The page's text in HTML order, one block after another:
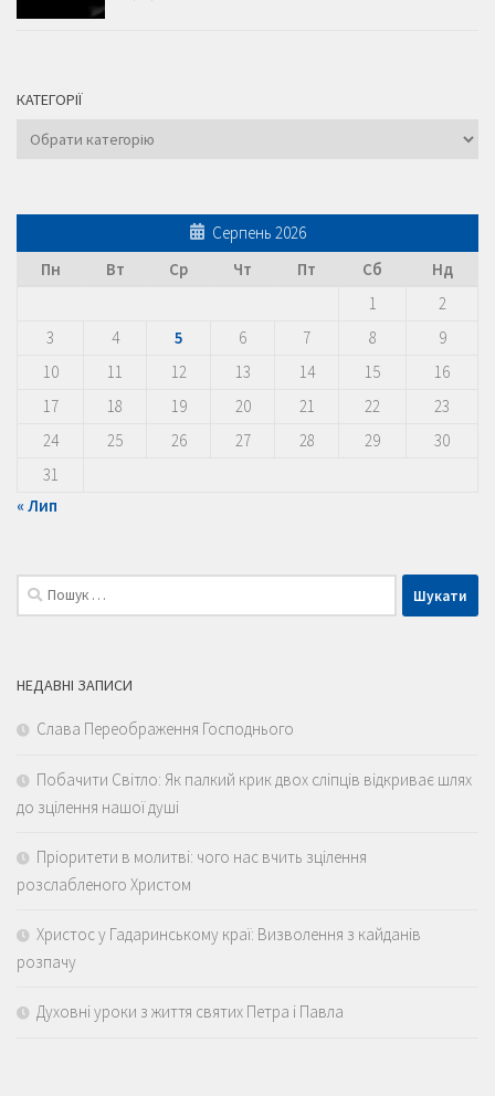
КАТЕГОРІЇ
Категорії
Серпень 2026
Пн
Вт Ср Чт Пт Сб
Нд
1
2
3
4 5 6 7 8
9
10
11 12 13 14 15
16
17
18 19 20 21 22
23
24
25 26 27 28 29
30
31
« Лип
Пошук:
НЕДАВНІ ЗАПИСИ
Слава Переображення Господнього
Побачити Світло: Як палкий крик двох сліпців відкриває шлях
до зцілення нашої душі
Пріоритети в молитві: чого нас вчить зцілення
розслабленого Христом
Христос у Гадаринському краї: Визволення з кайданів
розпачу
Духовні уроки з життя святих Петра і Павла